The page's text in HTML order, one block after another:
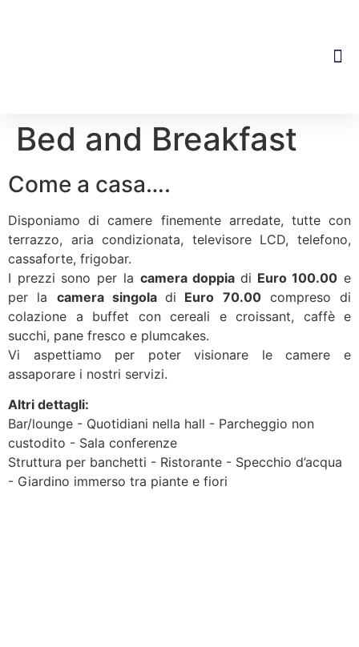
Bed and Breakfast
Come a casa….
Disponiamo di camere finemente arredate, tutte con
terrazzo, aria condizionata, televisore LCD, telefono,
cassaforte, frigobar.
I prezzi sono per la camera doppia di Euro 100.00 e
per la camera singola di Euro 70.00compreso di
colazione a buffet con cereali e croissant, caffè e
succhi, pane fresco e plumcakes.
Vi aspettiamo per poter visionare le camere e
assaporare i nostri servizi.
Altri dettagli:
Bar/lounge - Quotidiani nella hall - Parcheggio non
custodito - Sala conferenze
Struttura per banchetti - Ristorante - Specchio d’acqua
- Giardino immerso tra piante e fiori